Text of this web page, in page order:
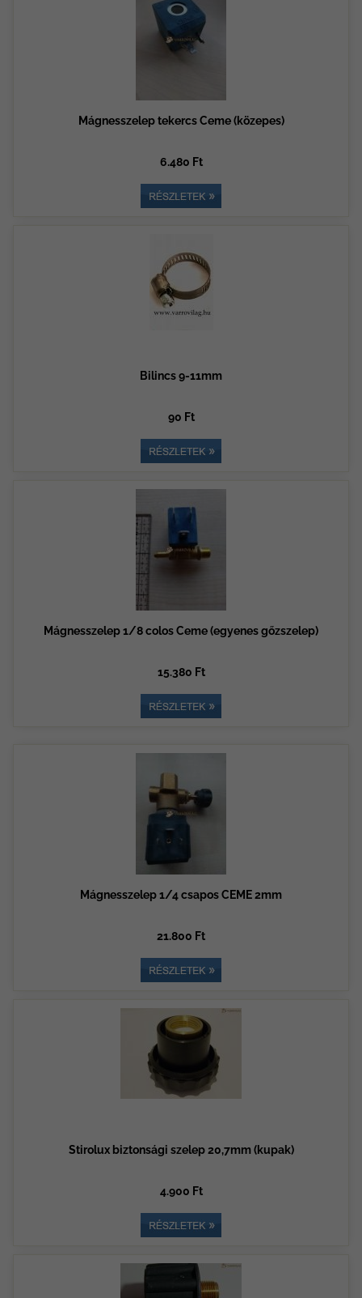
Mágnesszelep tekercs Ceme (közepes)
6.480 Ft
Bilincs 9-11mm
90 Ft
Mágnesszelep 1/8 colos Ceme (egyenes gőzszelep)
15.380 Ft
Mágnesszelep 1/4 csapos CEME 2mm
21.800 Ft
Stirolux biztonsági szelep 20,7mm (kupak)
4.900 Ft